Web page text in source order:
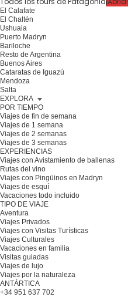
El Calafate
El Chaltén
Ushuaia
Puerto Madryn
Bariloche
Resto de Argentina
Buenos Aires
Cataratas de Iguazú
Mendoza
Salta
EXPLORA
POR TIEMPO
Viajes de fin de semana
Viajes de 1 semana
Viajes de 2 semanas
Viajes de 3 semanas
EXPERIENCIAS
Viajes con Avistamiento de ballenas
Rutas del vino
Viajes con Pingüinos en Madryn
Viajes de esquí
Vacaciones todo incluido
TIPO DE VIAJE
Aventura
Viajes Privados
Viajes con Visitas Turísticas
Viajes Culturales
Vacaciones en familia
Visitas guiadas
Viajes de lujo
Viajes por la naturaleza
ANTÁRTICA
+34 951 637 702